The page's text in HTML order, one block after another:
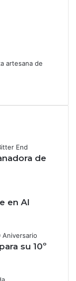
artesana de
de
en Al
su 10º